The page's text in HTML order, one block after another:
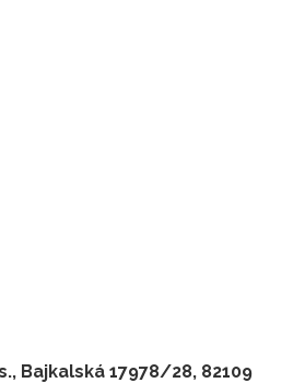
Bajkalská 17978/28, 82109